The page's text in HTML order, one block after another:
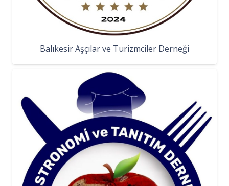
Balıkesir Aşçılar ve Turizmciler Derneği